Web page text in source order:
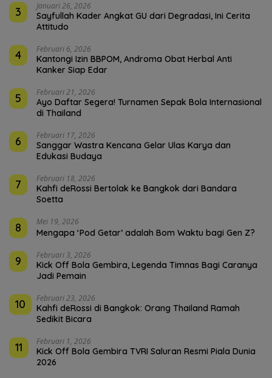
3 Januari 26, 2026
Sayfullah Kader Angkat GU dari Degradasi, Ini Cerita
Attitudo
4 Februari 6, 2026
Kantongi Izin BBPOM, Androma Obat Herbal Anti
Kanker Siap Edar
5 Februari 21, 2026
Ayo Daftar Segera! Turnamen Sepak Bola Internasional
di Thailand
6 Februari 17, 2026
Sanggar Wastra Kencana Gelar Ulas Karya dan
Edukasi Budaya
7 Februari 18, 2026
Kahfi deRossi Bertolak ke Bangkok dari Bandara
Soetta
8 Mei 19, 2026
Mengapa ‘Pod Getar’ adalah Bom Waktu bagi Gen Z?
9 Februari 3, 2026
Kick Off Bola Gembira, Legenda Timnas Bagi Caranya
Jadi Pemain
10 Februari 23, 2026
Kahfi deRossi di Bangkok: Orang Thailand Ramah
Sedikit Bicara
11 Februari 1, 2026
Kick Off Bola Gembira TVRI Saluran Resmi Piala Dunia
2026